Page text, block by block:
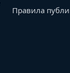
Правила